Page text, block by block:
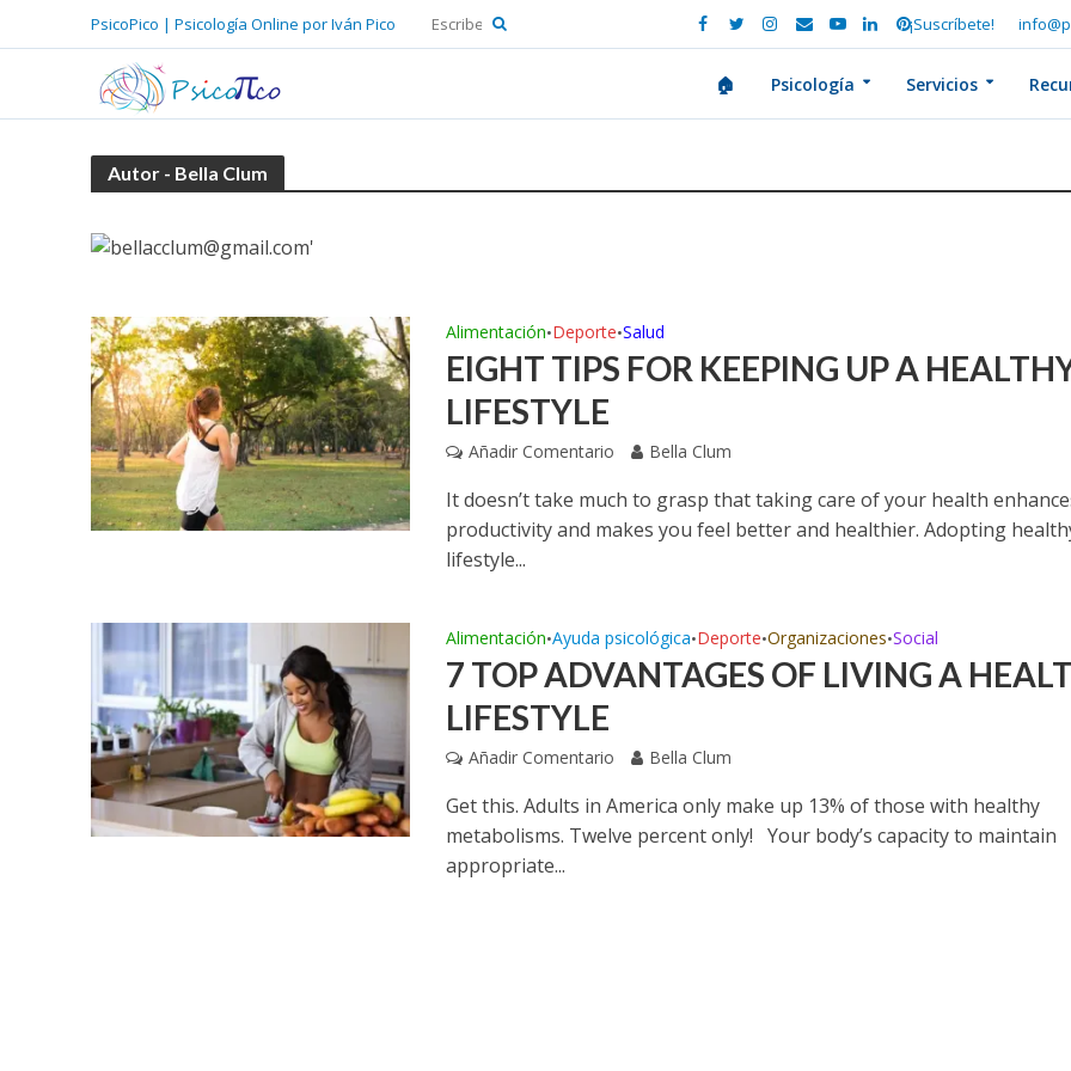
PsicoPico | Psicología Online por Iván Pico ¡Suscríbete!
🏠 Psicología Servicios
Autor - Bella Clum
Alimentación•Deporte•Salud
EIGHT TIPS FOR KEEPING UP A
LIFESTYLE
Añadir Comentario Bella Clum
It doesn’t take much to grasp that taking care of your health
productivity and makes you feel better and healthier. Adopting
lifestyle...
Alimentación•Ayuda psicológica•Deporte•Organizaciones•Social
7 TOP ADVANTAGES OF LIVING A
LIFESTYLE
Añadir Comentario Bella Clum
Get this. Adults in America only make up 13% of those with healthy
metabolisms. Twelve percent only! Your body’s capacity to maintain
appropriate...